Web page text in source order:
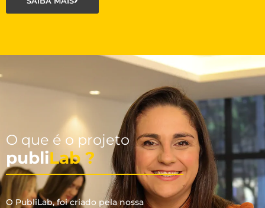
O que é o projeto
publiLab ?
O PubliLab, foi criado pela nossa